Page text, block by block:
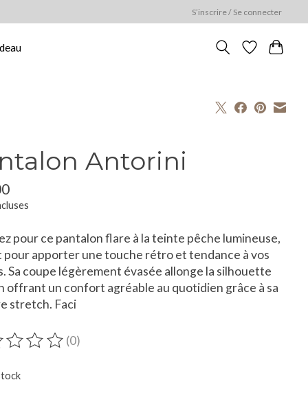
S’inscrire / Se connecter
Antorini
pour ce pantalon flare à la teinte pêche lumineuse,
apporter une touche rétro et tendance à vos
Sa coupe légèrement évasée allonge la silhouette
offrant un confort agréable au quotidien grâce à sa
stretch. Faci
est évalué à
(0)